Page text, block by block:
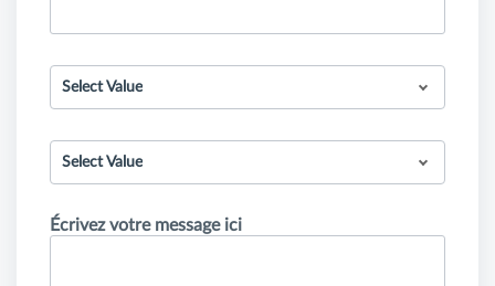
Select Value
Select Value
Écrivez votre message ici